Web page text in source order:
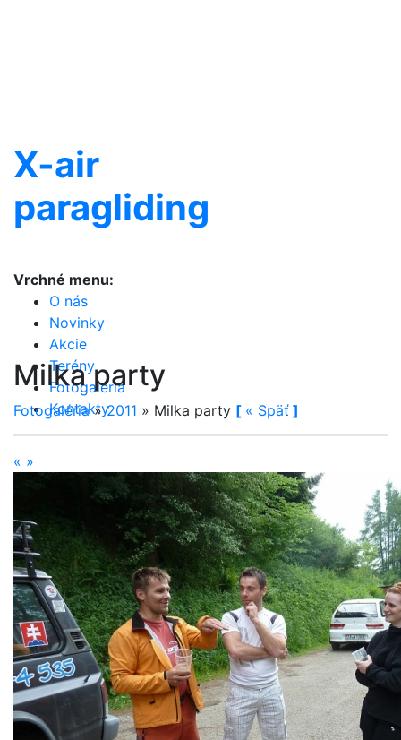
X-air
paragliding
Vrchné menu:
O nás
Novinky
Akcie
Terény
Fotogaléria
Kontakty
Milka party
Fotogaléria » 2011 » Milka party [ « Späť ]
« »